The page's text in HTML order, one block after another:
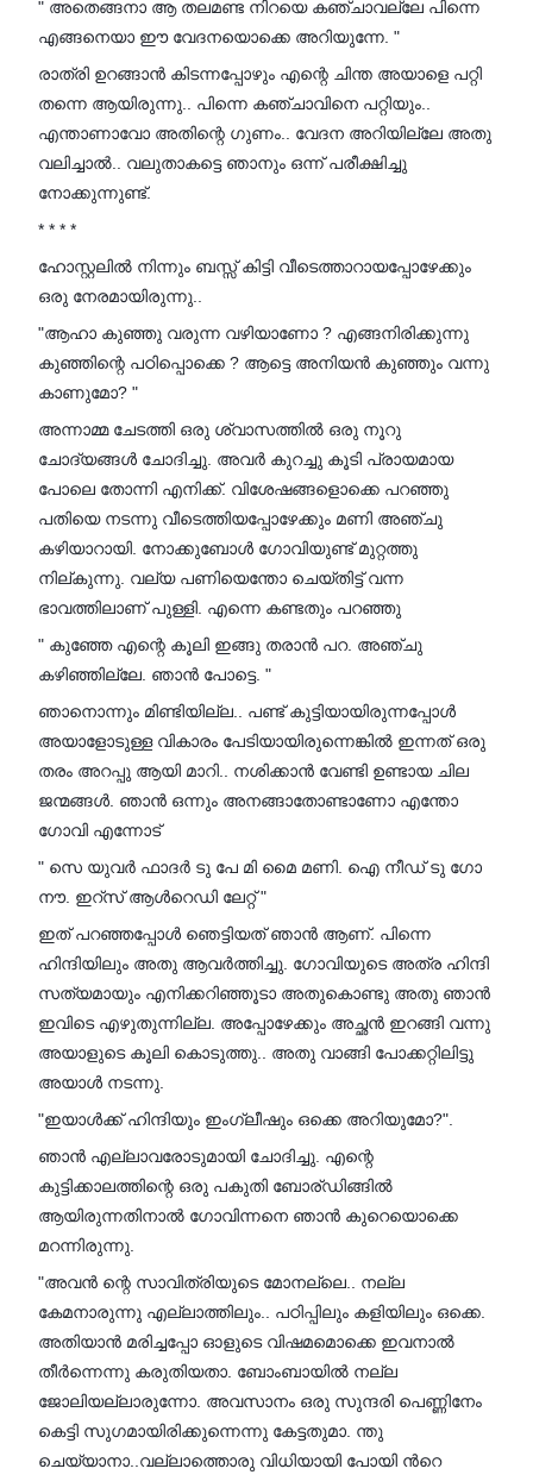
" അതെങ്ങനാ ആ തലമണ്ട നിറയെ കഞ്ചാവല്ലേ പിന്നെ
എങ്ങനെയാ ഈ വേദനയൊക്കെ അറിയുന്നേ. "
രാത്രി ഉറങ്ങാൻ കിടന്നപ്പോഴും എന്റെ ചിന്ത അയാളെ പറ്റി
തന്നെ ആയിരുന്നു.. പിന്നെ കഞ്ചാവിനെ പറ്റിയും..
എന്താണാവോ അതിന്റെ ഗുണം.. വേദന അറിയില്ലേ അതു
വലിച്ചാൽ.. വലുതാകട്ടെ ഞാനും ഒന്ന് പരീക്ഷിച്ചു
നോക്കുന്നുണ്ട്.
* * * *
ഹോസ്റ്റലിൽ നിന്നും ബസ്സ് കിട്ടി വീടെത്താറായപ്പോഴേക്കും
ഒരു നേരമായിരുന്നു..
"ആഹാ കുഞ്ഞു വരുന്ന വഴിയാണോ ? എങ്ങനിരിക്കുന്നു
കുഞ്ഞിന്റെ പഠിപ്പൊക്കെ ? ആട്ടെ അനിയൻ കുഞ്ഞും വന്നു
കാണുമോ? "
അന്നാമ്മ ചേടത്തി ഒരു ശ്വാസത്തിൽ ഒരു നൂറു
ചോദ്യങ്ങൾ ചോദിച്ചു. അവർ കുറച്ചു കൂടി പ്രായമായ
പോലെ തോന്നി എനിക്ക്. വിശേഷങ്ങളൊക്കെ പറഞ്ഞു
പതിയെ നടന്നു വീടെത്തിയപ്പോഴേക്കും മണി അഞ്ചു
കഴിയാറായി. നോക്കുബോൾ ഗോവിയുണ്ട് മുറ്റത്തു
നില്കുന്നു. വല്യ പണിയെന്തോ ചെയ്തിട്ട് വന്ന
ഭാവത്തിലാണ് പുള്ളി. എന്നെ കണ്ടതും പറഞ്ഞു
" കുഞ്ഞേ എന്റെ കൂലി ഇങ്ങു തരാൻ പറ. അഞ്ചു
കഴിഞ്ഞില്ലേ. ഞാൻ പോട്ടെ. "
ഞാനൊന്നും മിണ്ടിയില്ല.. പണ്ട് കുട്ടിയായിരുന്നപ്പോൾ
അയാളോടുള്ള വികാരം പേടിയായിരുന്നെങ്കിൽ ഇന്നത് ഒരു
തരം അറപ്പു ആയി മാറി.. നശിക്കാൻ വേണ്ടി ഉണ്ടായ ചില
ജന്മങ്ങൾ. ഞാൻ ഒന്നും അനങ്ങാതോണ്ടാണോ എന്തോ
ഗോവി എന്നോട്
" സെ യുവർ ഫാദർ ടു പേ മി മൈ മണി. ഐ നീഡ് ടു ഗോ
നൗ. ഇറ്സ് ആൾറെഡി ലേറ്റ് "
ഇത് പറഞ്ഞപ്പോൾ ഞെട്ടിയത് ഞാൻ ആണ്‌. പിന്നെ
ഹിന്ദിയിലും അതു ആവർത്തിച്ചു. ഗോവിയുടെ അത്ര ഹിന്ദി
സത്യമായും എനിക്കറിഞ്ഞൂടാ അതുകൊണ്ടു അതു ഞാൻ
ഇവിടെ എഴുതുന്നില്ല. അപ്പോഴേക്കും അച്ഛൻ ഇറങ്ങി വന്നു
അയാളുടെ കൂലി കൊടുത്തു.. അതു വാങ്ങി പോക്കറ്റിലിട്ടു
അയാൾ നടന്നു.
"ഇയാൾക്ക് ഹിന്ദിയും ഇംഗ്ലീഷും ഒക്കെ അറിയുമോ?".
ഞാൻ എല്ലാവരോടുമായി ചോദിച്ചു. എന്റെ
കുട്ടിക്കാലത്തിന്റെ ഒരു പകുതി ബോര്ഡിങ്ങിൽ
ആയിരുന്നതിനാൽ ഗോവിന്നനെ ഞാൻ കുറെയൊക്കെ
മറന്നിരുന്നു.
"അവൻ ന്റെ സാവിത്രിയുടെ മോനല്ലെ.. നല്ല
കേമനാരുന്നു എല്ലാത്തിലും.. പഠിപ്പിലും കളിയിലും ഒക്കെ.
അതിയാൻ മരിച്ചപ്പോ ഓളുടെ വിഷമമൊക്കെ ഇവനാൽ
തീർന്നെന്നു കരുതിയതാ. ബോംബായിൽ നല്ല
ജോലിയല്ലാരുന്നോ. അവസാനം ഒരു സുന്ദരി പെണ്ണിനേം
കെട്ടി സുഗമായിരിക്കുന്നെന്നു കേട്ടതുമാ. ന്തു
ചെയ്യാനാ..വല്ലാത്തൊരു വിധിയായി പോയി ൻറെ